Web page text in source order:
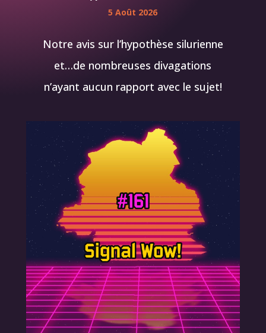
5 Août 2026
Notre avis sur l’hypothèse silurienne
et…de nombreuses divagations
n’ayant aucun rapport avec le sujet!